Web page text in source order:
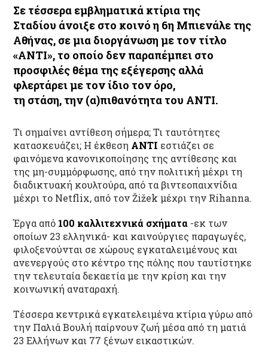
Σε τέσσερα εμβληματικά κτίρια της
Σταδίου άνοιξε στο κοινό η 6η Μπιενάλε της
Αθήνας, σε μια διοργάνωση με τον τίτλο
«ΑΝΤΙ», το οποίο δεν παραπέμπει στο
προσφιλές θέμα της εξέγερσης αλλά
φλερτάρει με τον ίδιο τον όρο,
τη στάση, την (α)πιθανότητα του ANTI.
Τι σημαίνει αντίθεση σήμερα; Τι ταυτότητες
κατασκευάζει; Η έκθεση ANTI εστιάζει σε
φαινόμενα κανονικοποίησης της αντίθεσης και
της μη-συμμόρφωσης, από την πολιτική μέχρι τη
διαδικτυακή κουλτούρα, από τα βιντεοπαιχνίδια
μέχρι το Netflix, από τον Žižek μέχρι την Rihanna.
Έργα από 100 καλλιτεχνικά σχήματα -εκ των
οποίων 23 ελληνικά- και καινούργιες παραγωγές,
φιλοξενούνται σε χώρους εγκαταλειμένους και
ανενεργούς στο κέντρο της πόλης που ταυτίστηκε
την τελευταία δεκαετία με την κρίση και την
κοινωνική αναταραχή.
Τέσσερα κεντρικά εγκατελειμένα κτίρια γύρω από
την Παλιά Βουλή παίρνουν ζωή μέσα από τη ματιά
23 Ελλήνων και 77 ξένων εικαστικών.